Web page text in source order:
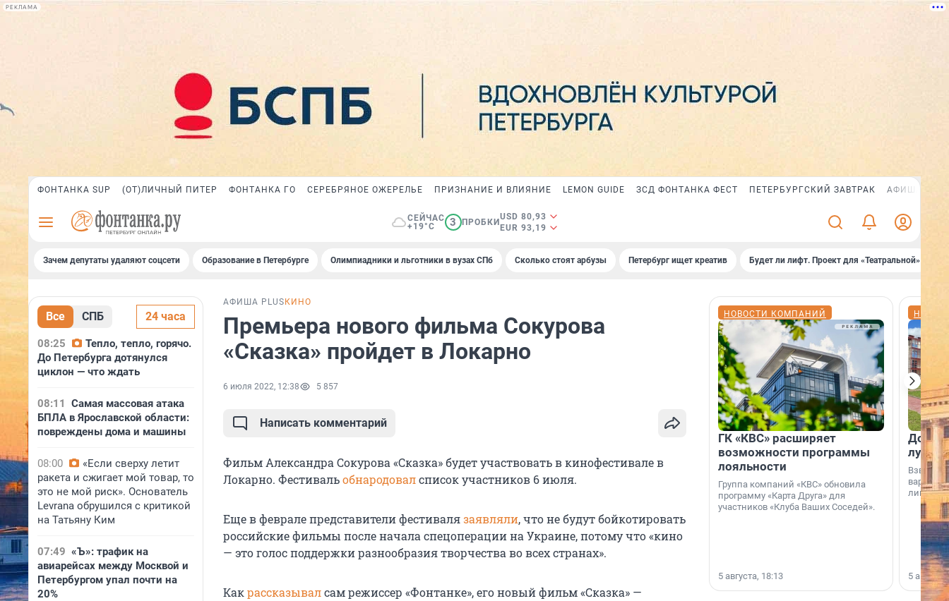
РЕКЛАМА
ФОНТАНКА SUP (ОТ)ЛИЧНЫЙ ПИТЕР ФОНТАНКА ГО СЕРЕБРЯНОЕ ОЖЕРЕЛЬЕ ПРИЗНАНИЕ И ВЛИЯНИЕ LEMON GUIDE ЗСД ФОНТАНКА ФЕСТ ПЕТЕРБУРГСКИЙ ЗАВТРАК АФИША PLUS
СЕЙЧАС
+19°C
3 ПРОБКИ
USD 80,93
EUR 93,19
Зачем депутаты удаляют соцсети Образование в Петербурге Олимпиадники и льготники в вузах СПб Сколько стоят арбузы Петербург ищет креатив Будет ли лифт. Проект для «Театральной»
Все СПБ 24 часа
08:25
Тепло, тепло, горячо.
До Петербурга дотянулся
циклон — что ждать
08:11
Самая массовая атака
БПЛА в Ярославской области:
повреждены дома и машины
08:00
«Если сверху летит
ракета и сжигает мой товар, то
это не мой риск». Основатель
Levrana обрушился с критикой
на Татьяну Ким
07:49 «Ъ»: трафик на
авиарейсах между Москвой и
Петербургом упал почти на
20%
АФИША PLUS КИНО
Премьера нового фильма Сокурова
«Сказка» пройдет в Локарно
6 июля 2022, 12:38 5 857
Написать комментарий
Фильм Александра Сокурова «Сказка» будет участвовать в кинофестивале в
Локарно. Фестивальобнародовалсписок участников 6 июля.
Еще в феврале представители фестивалязаявляли, что не будут бойкотировать
российские фильмы после начала спецоперации на Украине, потому что «кино
— это голос поддержки разнообразия творчества во всех странах».
Какрассказывалсам режиссер «Фонтанке», его новый фильм «Сказка» —
НОВОСТИ КОМПАНИЙ
ГК «КВС» расширяет
возможности программы
лояльности
Группа компаний «КВС» обновила
программу «Карта Друга» для
участников «Клуба Ваших Соседей».
5 августа, 18:13
Дом
лучше
лишнего
5